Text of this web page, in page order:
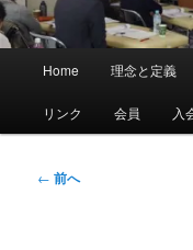
メ
Home 理念と定義
リンク 会員 入
投
← 前へ